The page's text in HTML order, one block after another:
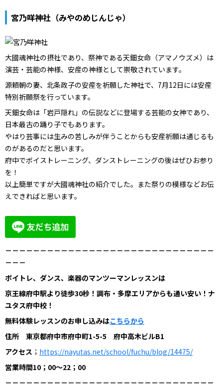
宮乃咩神社（みやのめじんじゃ）
大國魂神社の摂社であり、祭神である天鈿女命（アマノウズメ）は
演芸・芸能の神様、安産の神様として崇敬されています。
源頼朝の妻、北条政子の安産を祈願した神社で、7月12日には安産
特別祈願祭を行っています。
天鈿女命は「岩戸隠れ」の伝説などに登場する芸能の女神であり、
日本最古の踊り子でもあります。
やはり芸事には生みの苦しみが伴うことからも安産祈願は通じるも
のがあるのだと思います。
府中でボイストレーニング、ダンストレーニングの後はぜひお参り
を！
以上簡単ですが大國魂神社の紹介でした。また祭りの模様などお伝
えできればと思います。
－－－－－－－－－－－－－－－－－－－－－－－－－－－－－－
－－－
ボイトレ、ダンス、楽器のマンツーマンレッスンは
京王線府中駅より徒歩30秒！調布・多摩エリアからも通い安い！ナ
ユタス府中校！
無料体験レッスンのお申し込みはこちらから
住所 東京都府中市府中町1-5-5 府中高木ビルB1
アクセス ； https://nayutas.net/school/fuchu/blog/14475/
営業時間10；00～22；00
－－－－－－－－－－－ －－－－－－－－－－－ －－－－－－－－